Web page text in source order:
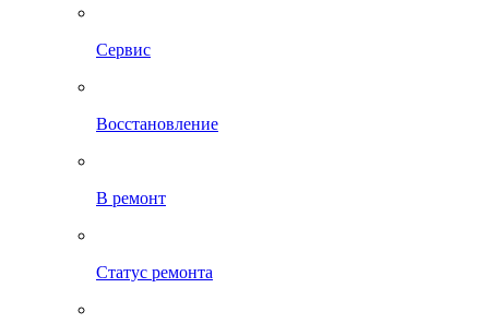
Сервис
Восстановление
В ремонт
Статус ремонта